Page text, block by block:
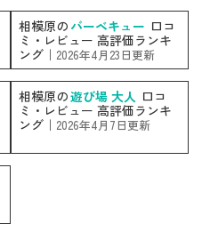
相模原の バーベキュー 口コ
ミ・レビュー 高評価ランキ
ング｜ 2026年4月23日更新
相模原の遊び場 大人 口コ
ミ・レビュー 高評価ランキ
ング｜ 2026年4月7日更新